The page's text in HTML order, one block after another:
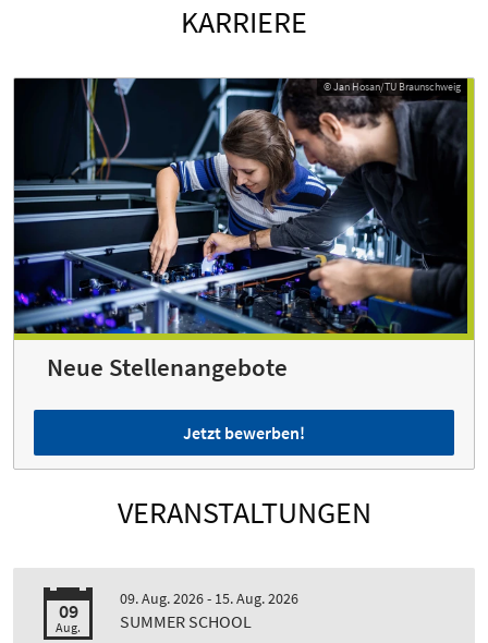
KARRIERE
© Jan Hosan/TU Braunschweig
© Jan Hosan/TU Braunschweig
Neue Stellenangebote
Jetzt bewerben!
VERANSTALTUNGEN
09
Aug.
09. Aug. 2026 - 15. Aug. 2026
SUMMER SCHOOL